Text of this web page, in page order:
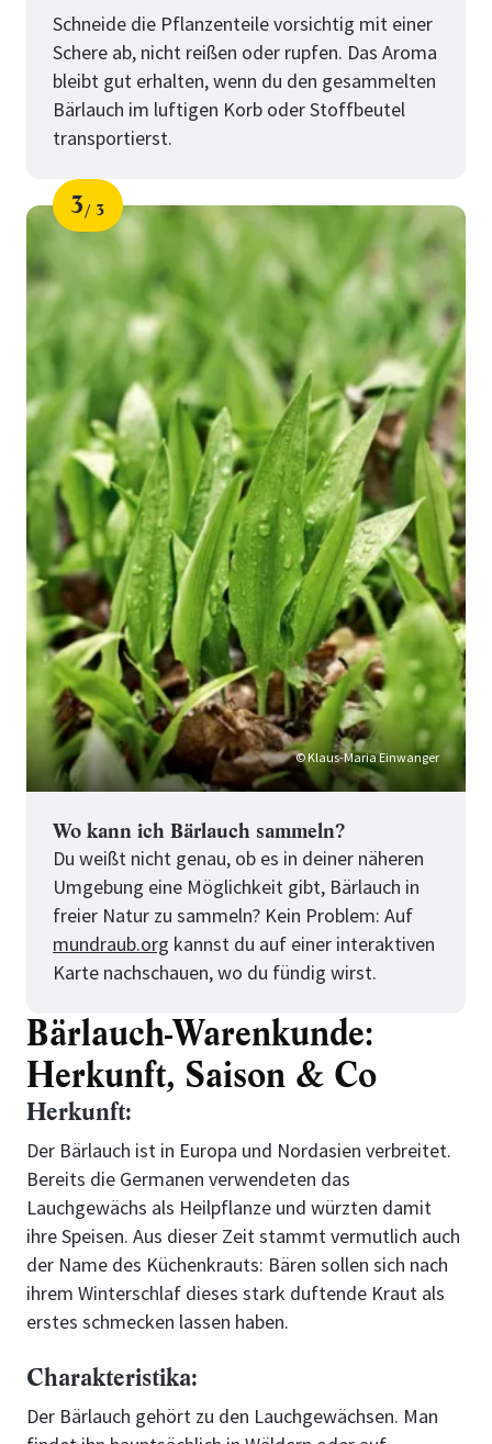
Schneide die Pflanzenteile vorsichtig mit einer
Schere ab, nicht reißen oder rupfen. Das Aroma
bleibt gut erhalten, wenn du den gesammelten
Bärlauch im luftigen Korb oder Stoffbeutel
transportierst.
Schritt
3
von
3
für
Tipps
fürs
Bärlauchsammeln
© Klaus-Maria Einwanger
Wo kann ich Bärlauch sammeln?
Du weißt nicht genau, ob es in deiner näheren
Umgebung eine Möglichkeit gibt, Bärlauch in
freier Natur zu sammeln? Kein Problem: Auf
mundraub.org kannst du auf einer interaktiven
Karte nachschauen, wo du fündig wirst.
Bärlauch-Warenkunde:
Herkunft, Saison & Co
Herkunft:
Der Bärlauch ist in Europa und Nordasien verbreitet.
Bereits die Germanen verwendeten das
Lauchgewächs als Heilpflanze und würzten damit
ihre Speisen. Aus dieser Zeit stammt vermutlich auch
der Name des Küchenkrauts: Bären sollen sich nach
ihrem Winterschlaf dieses stark duftende Kraut als
erstes schmecken lassen haben.
Charakteristika:
Der Bärlauch gehört zu den Lauchgewächsen. Man